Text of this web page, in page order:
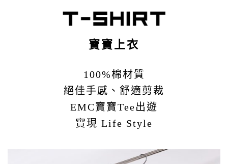
寶寶上衣
100%棉材質
絕佳手感、舒適剪裁
EMC寶寶Tee出遊
實現 Life Style